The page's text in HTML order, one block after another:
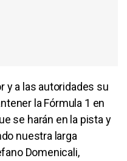
y a las autoridades su
la Fórmula 1 en
se harán en la pista y
nuestra larga
Domenicali,